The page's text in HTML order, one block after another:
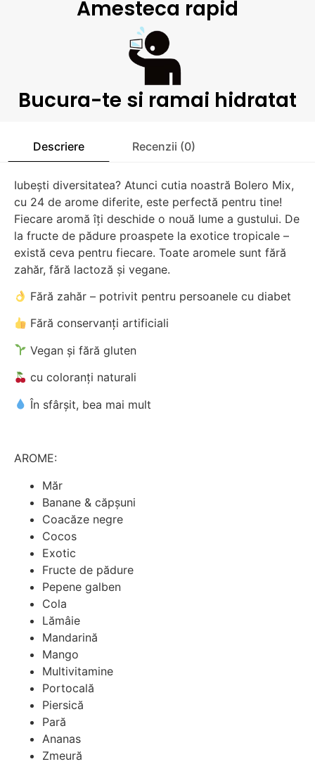
Amesteca rapid
Bucura-te si ramai hidratat
Descriere Recenzii (0)
Iubești diversitatea? Atunci cutia noastră Bolero Mix,
cu 24 de arome diferite, este perfectă pentru tine!
Fiecare aromă îți deschide o nouă lume a gustului. De
la fructe de pădure proaspete la exotice tropicale –
există ceva pentru fiecare. Toate aromele sunt fără
zahăr, fără lactoză și vegane.
Fără zahăr – potrivit pentru persoanele cu diabet
Fără conservanți artificiali
Vegan și fără gluten
cu coloranți naturali
În sfârșit, bea mai mult
AROME:
Măr
Banane & căpșuni
Coacăze negre
Cocos
Exotic
Fructe de pădure
Pepene galben
Cola
Lămâie
Mandarină
Mango
Multivitamine
Portocală
Piersică
Pară
Ananas
Zmeură